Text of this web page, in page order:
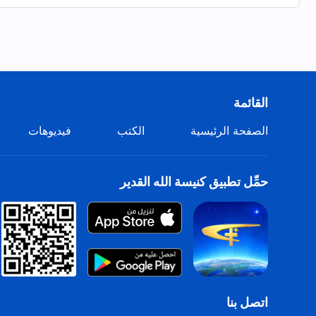
الهدف النهائي للإيمان بالله
هو تعلُّمُ معرفة الله والشهادة له.
فهذا هو الإيمان الحقيقي بالله.
محبة الله تجعلك صادقًا ونبيلاً.
إذا واصلت محبتك لله وعشت حياتك من أجله،
القائمة
الصفحة الرئيسية الكتب فيديوهات
حمِّل تطبيق كنيسة الله القدير
اتصل بنا